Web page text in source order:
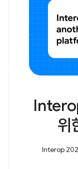
위
Interop